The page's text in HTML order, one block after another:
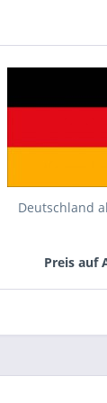
Deutschland
Preis auf